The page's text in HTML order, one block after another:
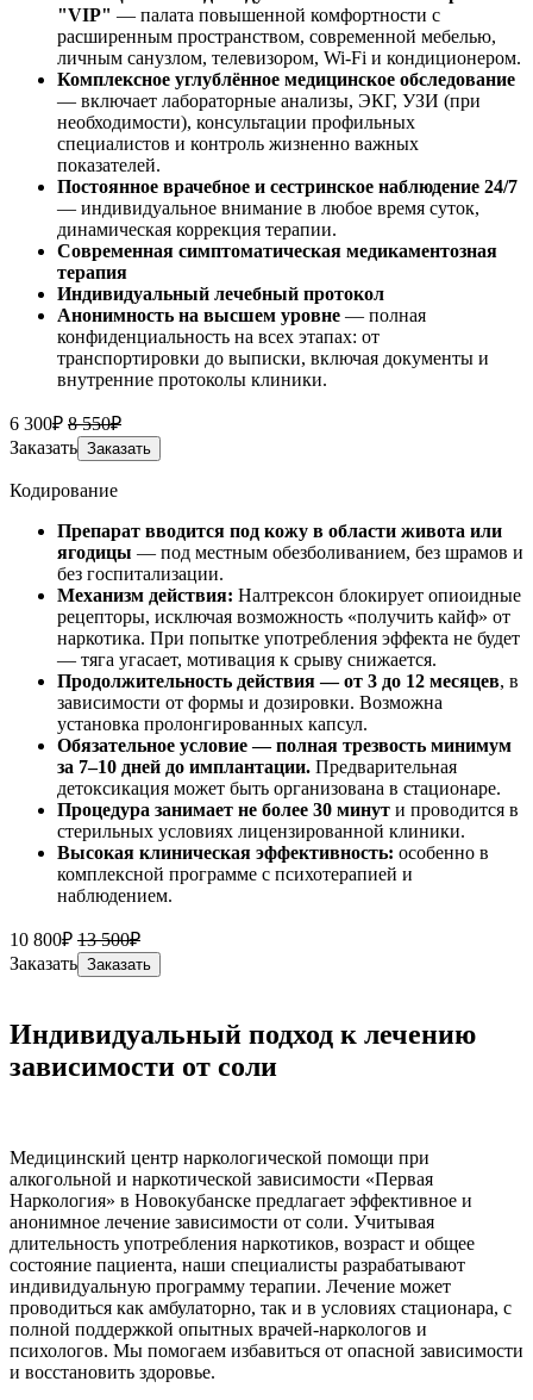
"VIP" — палата повышенной комфортности с
расширенным пространством, современной мебелью,
личным санузлом, телевизором, Wi-Fi и кондиционером.
Комплексное углублённое медицинское обследование
— включает лабораторные анализы, ЭКГ, УЗИ (при
необходимости), консультации профильных
специалистов и контроль жизненно важных
показателей.
Постоянное врачебное и сестринское наблюдение 24/7
— индивидуальное внимание в любое время суток,
динамическая коррекция терапии.
Современная симптоматическая медикаментозная
терапия
Индивидуальный лечебный протокол
Анонимность на высшем уровне — полная
конфиденциальность на всех этапах: от
транспортировки до выписки, включая документы и
внутренние протоколы клиники.
6 300₽ 8 550₽
Заказать Заказать
Кодирование
Препарат вводится под кожу в области живота или
ягодицы — под местным обезболиванием, без шрамов и
без госпитализации.
Механизм действия: Налтрексон блокирует опиоидные
рецепторы, исключая возможность «получить кайф» от
наркотика. При попытке употребления эффекта не будет
— тяга угасает, мотивация к срыву снижается.
Продолжительность действия — от 3 до 12 месяцев, в
зависимости от формы и дозировки. Возможна
установка пролонгированных капсул.
Обязательное условие — полная трезвость минимум
за 7–10 дней до имплантации. Предварительная
детоксикация может быть организована в стационаре.
Процедура занимает не более 30 минут и проводится в
стерильных условиях лицензированной клиники.
Высокая клиническая эффективность: особенно в
комплексной программе с психотерапией и
наблюдением.
10 800₽ 13 500₽
Заказать Заказать
Индивидуальный подход к лечению
зависимости от соли
Медицинский центр наркологической помощи при
алкогольной и наркотической зависимости «Первая
Наркология» в Новокубанске предлагает эффективное и
анонимное лечение зависимости от соли. Учитывая
длительность употребления наркотиков, возраст и общее
состояние пациента, наши специалисты разрабатывают
индивидуальную программу терапии. Лечение может
проводиться как амбулаторно, так и в условиях стационара, с
полной поддержкой опытных врачей-наркологов и
психологов. Мы помогаем избавиться от опасной зависимости
и восстановить здоровье.